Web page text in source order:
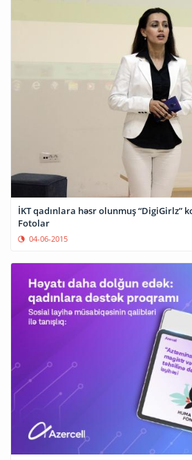
İKT qadınlara həsr olunmuş “DigiGirlz”
Fotolar
04-06-2015